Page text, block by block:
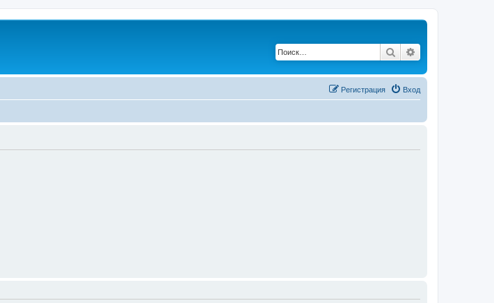
Поиск
Вход
Регистрация